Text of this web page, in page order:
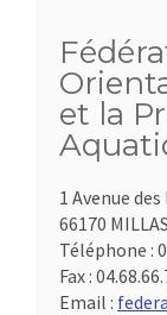
et la
1 Avenue
66170 MILLAS
Téléphone :
Fax :
Email :